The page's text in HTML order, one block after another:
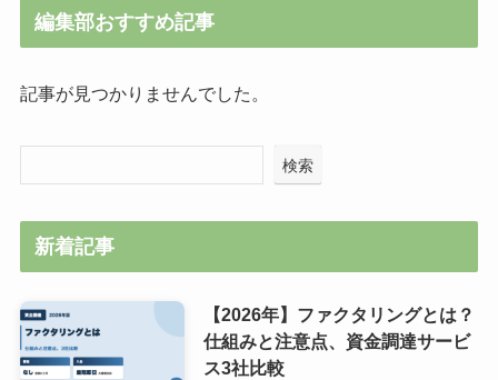
編集部おすすめ記事
記事が見つかりませんでした。
検索
新着記事
【2026年】ファクタリングとは？
仕組みと注意点、資金調達サービ
ス3社比較